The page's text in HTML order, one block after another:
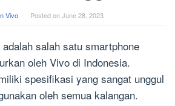
Vivo Posted onJune 28, 2023
salah satu smartphone
oleh Vivo di Indonesia.
spesifikasi yang sangat unggul
oleh semua kalangan.